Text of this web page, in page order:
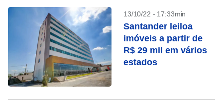
13/10/22 - 17:33min
Santander leiloa
imóveis a partir de
R$ 29 mil em vários
estados